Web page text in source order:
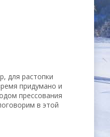
для растопки
придумано и
прессования
в этой